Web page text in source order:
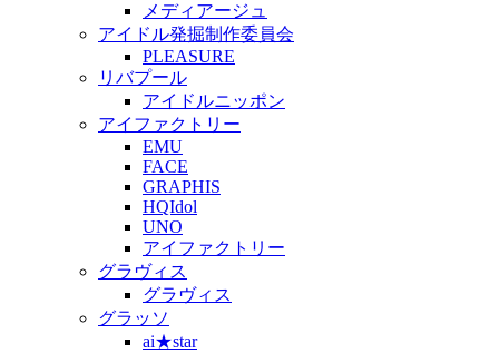
メディアージュ
アイドル発掘制作委員会
PLEASURE
リバプール
アイドルニッポン
アイファクトリー
EMU
FACE
GRAPHIS
HQIdol
UNO
アイファクトリー
グラヴィス
グラヴィス
グラッソ
ai★star